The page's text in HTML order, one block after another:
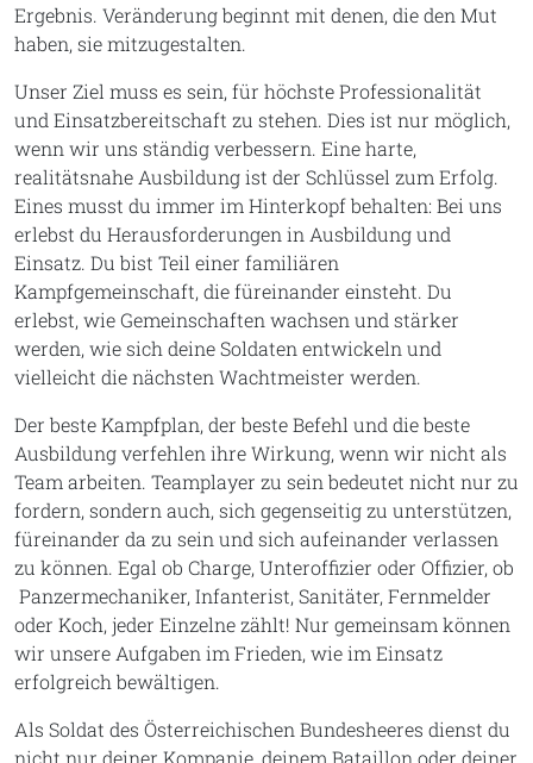
Ergebnis. Veränderung beginnt mit denen, die den Mut
haben, sie mitzugestalten.
Unser Ziel muss es sein, für höchste Professionalität
und Einsatzbereitschaft zu stehen. Dies ist nur möglich,
wenn wir uns ständig verbessern. Eine harte,
realitätsnahe Ausbildung ist der Schlüssel zum Erfolg.
Eines musst du immer im Hinterkopf behalten: Bei uns
erlebst du Herausforderungen in Ausbildung und
Einsatz. Du bist Teil einer familiären
Kampfgemeinschaft, die füreinander einsteht. Du
erlebst, wie Gemeinschaften wachsen und stärker
werden, wie sich deine Soldaten entwickeln und
vielleicht die nächsten Wachtmeister werden.
Der beste Kampfplan, der beste Befehl und die beste
Ausbildung verfehlen ihre Wirkung, wenn wir nicht als
Team arbeiten. Teamplayer zu sein bedeutet nicht nur zu
fordern, sondern auch, sich gegenseitig zu unterstützen,
füreinander da zu sein und sich aufeinander verlassen
zu können. Egal ob Charge, Unteroffizier oder Offizier, ob
Panzermechaniker, Infanterist, Sanitäter, Fernmelder
oder Koch, jeder Einzelne zählt! Nur gemeinsam können
wir unsere Aufgaben im Frieden, wie im Einsatz
erfolgreich bewältigen.
Als Soldat des Österreichischen Bundesheeres dienst du
nicht nur deiner Kompanie, deinem Bataillon oder deiner